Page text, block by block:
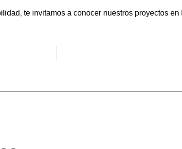
te invitamos a conocer nuestros proyectos en